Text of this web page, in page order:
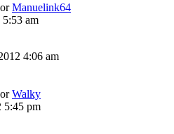
Manuelink64
am
4:06 am
Walky
5:45 pm